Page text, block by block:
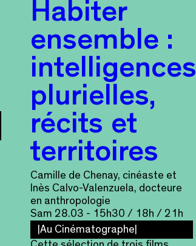
Habiter
ensemble :
intelligences
plurielles,
récits et
territoires
Camille de Chenay, cinéaste et
Inès Calvo-Valenzuela, docteure
en anthropologie
Sam 28.03 - 15h30 / 18h / 21h
Au Cinématographe